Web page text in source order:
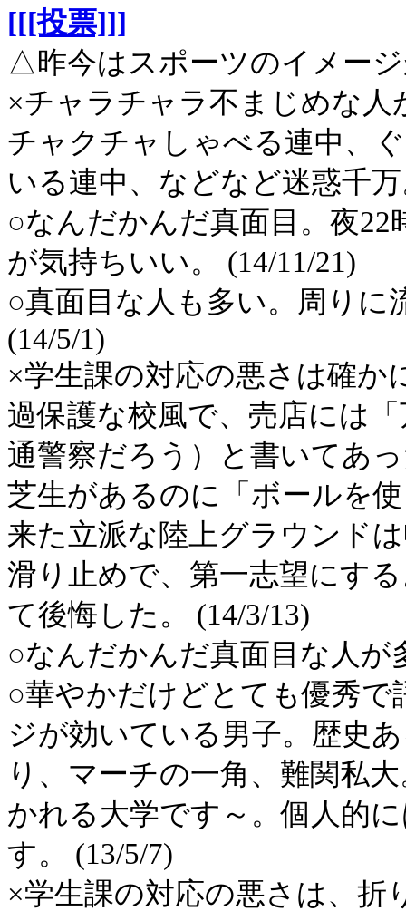
[[[投票]]]
△昨今はスポーツのイメー
×チャラチャラ不まじめな人
チャクチャしゃべる連中、
いる連中、などなど迷惑千万
○なんだかんだ真面目。夜
が気持ちいい。 (14/11/21)
○真面目な人も多い。周り
(14/5/1)
×学生課の対応の悪さは確か
過保護な校風で、売店には
通警察だろう）と書いてあ
芝生があるのに「ボールを
来た立派な陸上グラウンド
滑り止めで、第一志望にす
て後悔した。 (14/3/13)
○なんだかんだ真面目な人が
○華やかだけどとても優秀で
ジが効いている男子。歴史
り、マーチの一角、難関私
かれる大学です～。個人的
す。 (13/5/7)
×学生課の対応の悪さは、折